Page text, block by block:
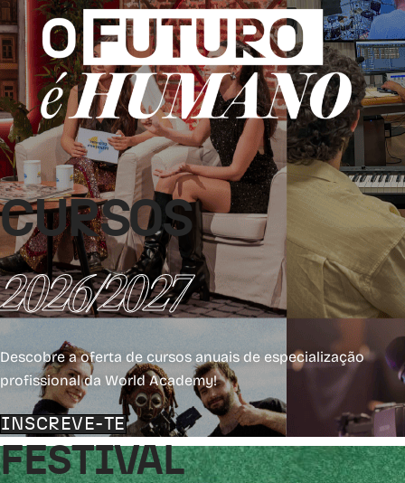
CURSOS
2026/2027
Descobre a oferta de cursos anuais de especialização
profissional da World Academy!
INSCREVE-TE
FESTIVAL